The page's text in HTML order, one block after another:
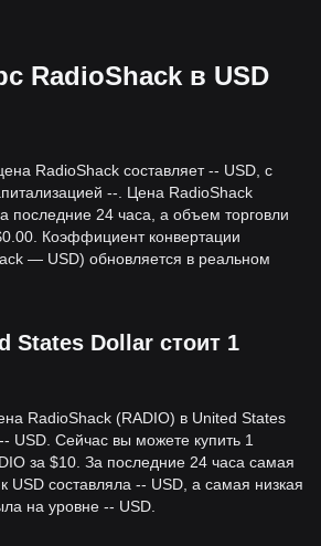
RadioShack в USD
RadioShack составляет -- USD, с
--. Цена RadioShack
последние 24 часа, а объем торговли
Коэффициент конвертации
— USD) обновляется в реальном
States Dollar стоит 1
RadioShack (RADIO) в United States
USD. Сейчас вы можете купить 1
за $10. За последние 24 часа самая
USD составляла -- USD, а самая низкая
на уровне -- USD.